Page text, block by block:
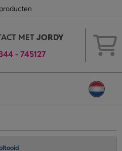
METJORDY
- 745127